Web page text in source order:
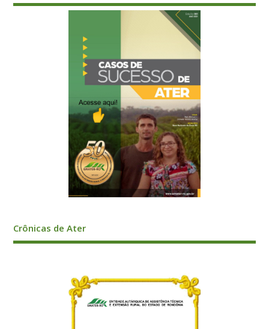
Crônicas de Ater